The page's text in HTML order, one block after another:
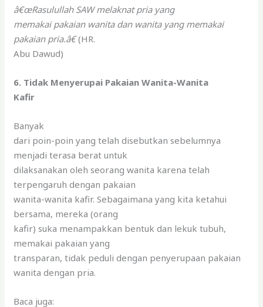
â€œRasulullah SAW melaknat pria yang
memakai pakaian wanita dan wanita yang memakai
pakaian pria.â€(HR.
Abu Dawud)
6. Tidak Menyerupai Pakaian Wanita-Wanita
Kafir
Banyak
dari poin-poin yang telah disebutkan sebelumnya
menjadi terasa berat untuk
dilaksanakan oleh seorang wanita karena telah
terpengaruh dengan pakaian
wanita-wanita kafir. Sebagaimana yang kita ketahui
bersama, mereka (orang
kafir) suka menampakkan bentuk dan lekuk tubuh,
memakai pakaian yang
transparan, tidak peduli dengan penyerupaan pakaian
wanita dengan pria.
Baca juga: